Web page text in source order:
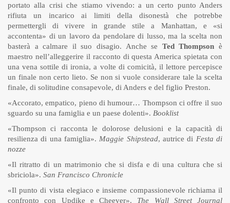
portato alla crisi che stiamo vivendo: a un certo punto Anders
rifiuta un incarico ai limiti della disonestà che potrebbe
permettergli di vivere in grande stile a Manhattan, e «si
accontenta» di un lavoro da pendolare di lusso, ma la scelta non
basterà a calmare il suo disagio. Anche se Ted Thompson è
maestro nell’alleggerire il racconto di questa America spietata con
una vena sottile di ironia, a volte di comicità, il lettore percepisce
un finale non certo lieto. Se non si vuole considerare tale la scelta
finale, di solitudine consapevole, di Anders e del figlio Preston.
«Accorato, empatico, pieno di humour… Thompson ci offre il suo
sguardo su una famiglia e un paese dolenti». Booklist
«Thompson ci racconta le dolorose delusioni e la capacità di
resilienza di una famiglia». Maggie Shipstead, autrice di Festa di
nozze
«Il ritratto di un matrimonio che si disfa e di una cultura che si
sbriciola». San Francisco Chronicle
«Il punto di vista elegiaco e insieme compassionevole richiama il
confronto con Updike e Cheever». The Wall Street Journal